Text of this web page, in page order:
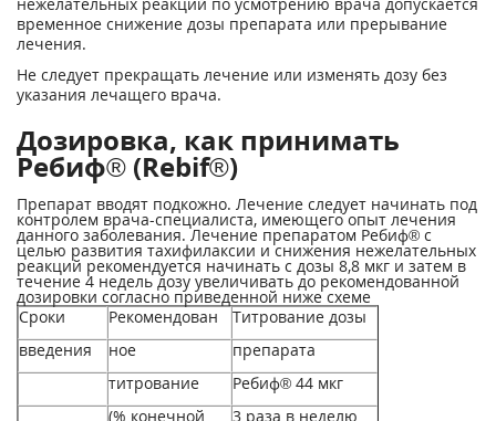
временное снижение дозы препарата или прерывание
лечения.
Не следует прекращать лечение или изменять дозу без
указания лечащего врача.
Дозировка, как принимать
Ребиф® (Rebif®)
Препарат вводят подкожно. Лечение следует начинать под
контролем врача-специалиста, имеющего опыт лечения
данного заболевания. Лечение препаратом Ребиф® с
целью развития тахифилаксии и снижения нежелательных
реакций рекомендуется начинать с дозы 8,8 мкг и затем в
течение 4 недель дозу увеличивать до рекомендованной
дозировки согласно приведенной ниже схеме
Сроки
Рекомендован
Титрование дозы
введения
ное
препарата
титрование
Ребиф® 44 мкг
(% конечной
3 раза в неделю